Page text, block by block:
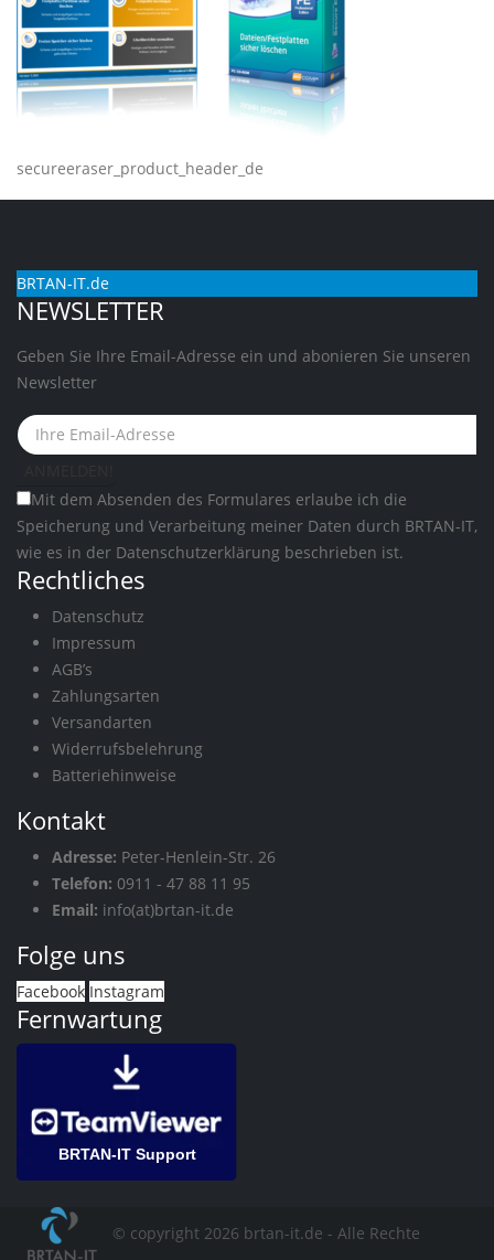
secureeraser_product_header_de
BRTAN-IT.de
NEWSLETTER
Geben Sie Ihre Email-Adresse ein und abonieren Sie unseren
Newsletter
Mit dem Absenden des Formulares erlaube ich die
Speicherung und Verarbeitung meiner Daten durch BRTAN-IT,
wie es in der Datenschutzerklärung beschrieben ist.
Rechtliches
Datenschutz
Impressum
AGB’s
Zahlungsarten
Versandarten
Widerrufsbelehrung
Batteriehinweise
Kontakt
Adresse: Peter-Henlein-Str. 26
Telefon: 0911 - 47 88 11 95
Email: info(at)brtan-it.de
Folge uns
Facebook Instagram
Fernwartung
BRTAN-IT Support
© copyright 2026 brtan-it.de - Alle Rechte